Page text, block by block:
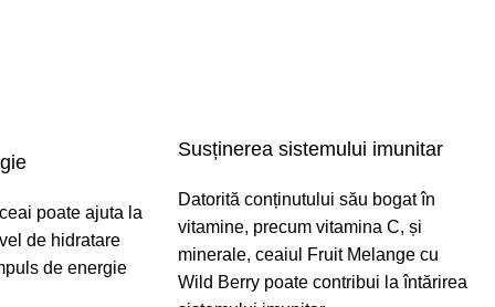
poate ajuta la
de hidratare
de energie
Susținerea sistemului imunitar
Datorită conținutului său bogat în
vitamine, precum vitamina C, și
minerale, ceaiul Fruit Melange cu
Wild Berry poate contribui la întărirea